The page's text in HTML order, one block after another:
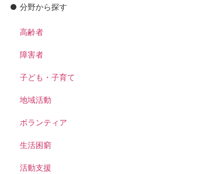
● 分野から探す
高齢者
障害者
子ども・子育て
地域活動
ボランティア
生活困窮
活動支援